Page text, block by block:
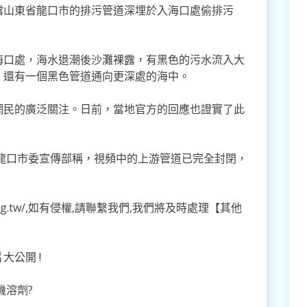
東省龍口市的排污管道深埋於入海口處偷排污
處，海水退潮後沙灘裸露，有黑色的污水流入大
有一個黑色管道通向更深處的海中。
的廣泛關注。日前，當地官方的回應也證實了此
市委宣傳部稱，視頻中的上游管道已完全封閉，
,如有侵權,請聯繫我們,我們將及時處理【其他
公開 !
溶劑?